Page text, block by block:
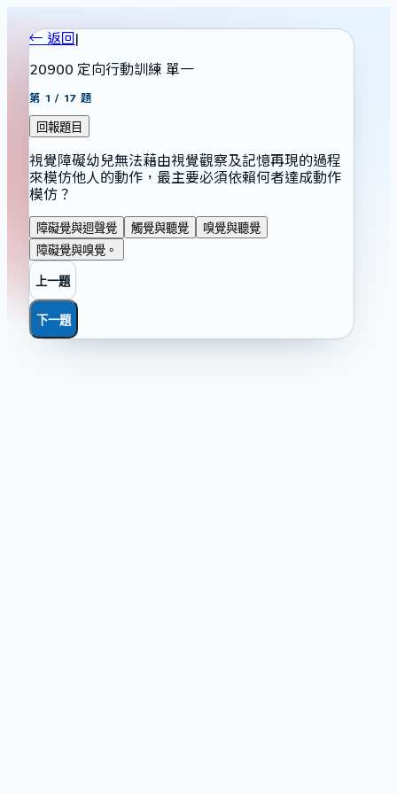
← 返回|
20900 定向行動訓練 單一
第 1 / 17 題
回報題目
視覺障礙幼兒無法藉由視覺觀察及記憶再現的過程
來模仿他人的動作，最主要必須依賴何者達成動作
模仿？
障礙覺與迴聲覺 觸覺與聽覺
嗅覺與聽覺
障礙覺與嗅覺。
上一題
下一題